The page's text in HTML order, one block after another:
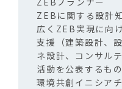
ZEBに関する設計
広くZEB実現に向
支援（建築設計、
ネ設計、コンサル
活動を公表するも
環境共創イニシア